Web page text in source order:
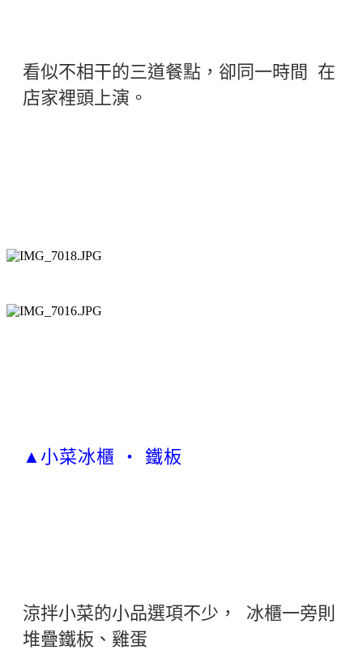
看似不相干的三道餐點，卻同一時間 在
店家裡頭上演。
▲小菜冰櫃 ‧ 鐵板
涼拌小菜的小品選項不少， 冰櫃一旁則
堆疊鐵板、雞蛋